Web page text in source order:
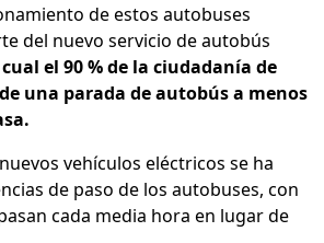
de estos autobuses
del nuevo servicio de autobús
el 90 % de la ciudadanía de
una parada de autobús a menos
vehículos eléctricos se ha
de paso de los autobuses, con
cada media hora en lugar de